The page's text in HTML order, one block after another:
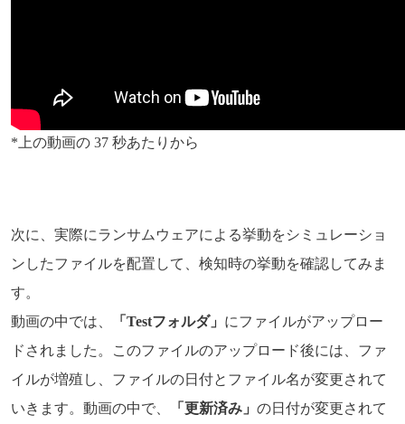
*上の動画の 37 秒あたりから
次に、実際にランサムウェアによる挙動をシミュレーショ
ンしたファイルを配置して、検知時の挙動を確認してみま
す。
動画の中では、
「Testフォルダ」 にファイルがアップロー
ドされました。このファイルのアップロード後には、ファ
イルが増殖し、ファイルの日付とファイル名が変更されて
いきます。動画の中で、
「更新済み」 の日付が変更されて